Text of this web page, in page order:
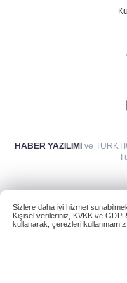
HABER YAZILIMIve
Sizlere daha iyi hizmet
Kişisel verileriniz, KVKK ve
kullanarak, çerezleri